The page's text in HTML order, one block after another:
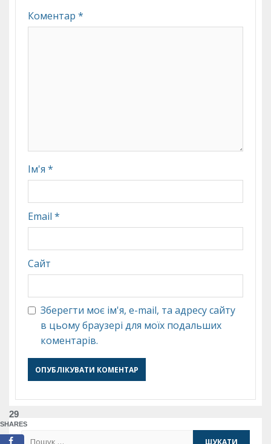
Коментар *
Ім'я *
Email *
Сайт
Зберегти моє ім'я, e-mail, та адресу сайту
в цьому браузері для моїх подальших
коментарів.
Пошук:
29
SHARES